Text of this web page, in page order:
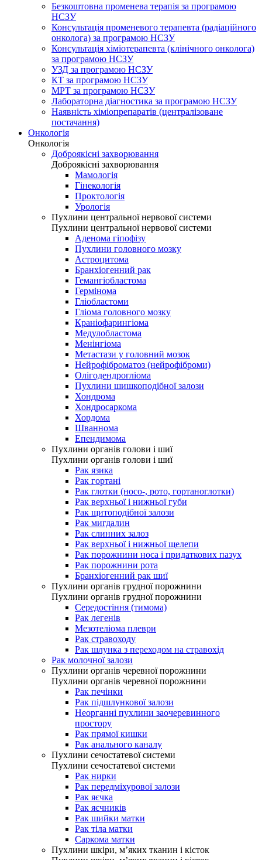
Безкоштовна променева терапія за програмою
НСЗУ
Консультація променевого терапевта (радіаційного
онколога) за програмою НСЗУ
Консультація хіміотерапевта (клінічного онколога)
за програмою НСЗУ
УЗД за програмою НСЗУ
КТ за програмою НСЗУ
МРТ за програмою НСЗУ
Лабораторна діагностика за програмою НСЗУ
Наявність хіміопрепаратів (централізоване
постачання)
Онкологія
Онкологія
Доброякісні захворювання
Доброякісні захворювання
Мамологія
Гінекологія
Проктологія
Урологія
Пухлини центральної нервової системи
Пухлини центральної нервової системи
Аденома гіпофізу
Пухлини головного мозку
Астроцитома
Бранхіогенний рак
Гемангіобластома
Гермінома
Гліобластоми
Гліома головного мозку
Краніофарингіома
Медулобластома
Менінгіома
Метастази у головний мозок
Нейрофіброматоз (нейрофіброми)
Олігодендрогліома
Пухлини шишкоподібної залози
Хондрома
Хондросаркома
Хордома
Шваннома
Епендимома
Пухлини органів голови і шиї
Пухлини органів голови і шиї
Рак язика
Рак гортані
Рак глотки (носо-, рото, гортаноглотки)
Рак верхньої і нижньої губи
Рак щитоподібної залози
Рак мигдалин
Рак слинних залоз
Рак верхньої і нижньої щелепи
Рак порожнини носа і придаткових пазух
Рак порожнини рота
Бранхіогенний рак шиї
Пухлини органів грудної порожнини
Пухлини органів грудної порожнини
Середостіння (тимома)
Рак легенів
Мезотеліома плеври
Рак стравоходу
Рак шлунка з переходом на стравохід
Рак молочної залози
Пухлини органів черевної порожнини
Пухлини органів черевної порожнини
Рак печінки
Рак підшлункової залози
Неорганні пухлини заочеревинного
простору
Рак прямої кишки
Рак анального каналу
Пухлини сечостатевої системи
Пухлини сечостатевої системи
Рак нирки
Рак передміхурової залози
Рак яєчка
Рак яєчників
Рак шийки матки
Рак тіла матки
Саркома матки
Пухлини шкіри, м’яких тканин і кісток